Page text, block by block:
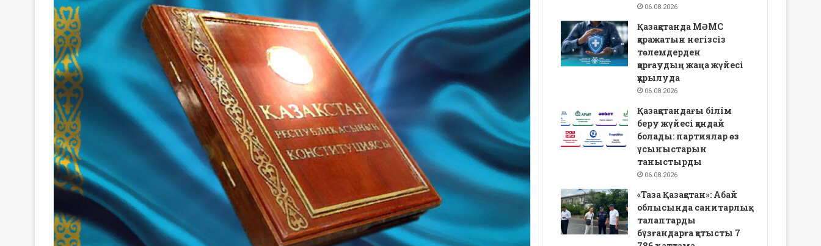
06.08.2026
Қазақстанда МӘМС
қаражатын негізсіз
төлемдерден
қорғаудың жаңа жүйесі
құрылуда
06.08.2026
Қазақстандағы білім
беру жүйесі қандай
болады: партиялар өз
ұсыныстарын
таныстырды
06.08.2026
«Таза Қазақстан»: Абай
облысында санитарлық
талаптарды
бұзғандарға қатысты 7